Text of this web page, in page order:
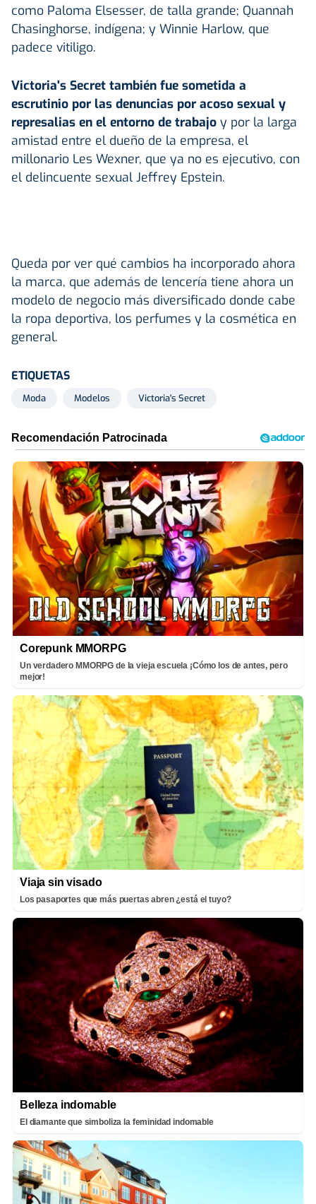
como Paloma Elsesser, de talla grande; Quannah
Chasinghorse, indígena; y Winnie Harlow, que
padece vitiligo.
Victoria's Secret también fue sometida a
escrutinio por las denuncias por acoso sexual y
represalias en el entorno de trabajo y por la larga
amistad entre el dueño de la empresa, el
millonario Les Wexner, que ya no es ejecutivo, con
el delincuente sexual Jeffrey Epstein.
Queda por ver qué cambios ha incorporado ahora
la marca, que además de lencería tiene ahora un
modelo de negocio más diversificado donde cabe
la ropa deportiva, los perfumes y la cosmética en
general.
ETIQUETAS
Moda Modelos Victoria's Secret
Corepunk MMORPG
Un verdadero MMORPG de la vieja escuela ¡Cómo los de antes, pero
mejor!
Viaja sin visado
Los pasaportes que más puertas abren ¿está el tuyo?
Belleza indomable
El diamante que simboliza la feminidad indomable